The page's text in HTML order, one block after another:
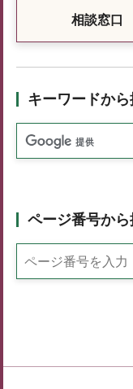
相談窓口
キーワードか
ページ番号から